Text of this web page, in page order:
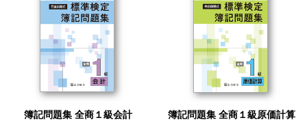
簿記問題集 全商１級会計 簿記問題集 全商１級原価計算